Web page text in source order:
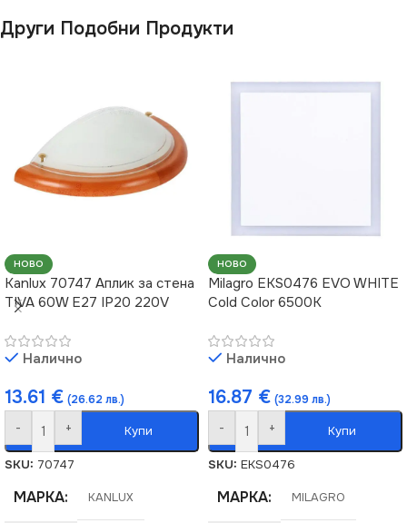
НАЧИН НА МОНТАЖ
ВИД
ФОРМА Квадрат
Други Подобни Продукти
НОВО
Kanlux 70747 Аплик за стена
TIVA 60W E27 IP20 220V
Налично
13.61 € (26.62 лв.)
- + Купи
SKU: 70747
МАРКА KANLUX
НОВО
Milagro EKS0476 EVO WHITE
Cold Color 6500K
Налично
16.87 € (32.99 лв.)
- + Купи
SKU: EKS0476
МАРКА MILAGRO